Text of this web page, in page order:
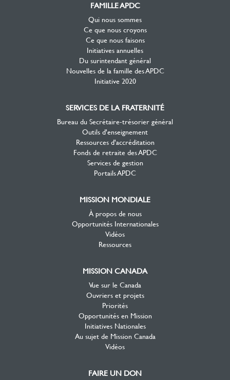
FAMILLE APDC
Qui nous sommes
Ce que nous croyons
Ce que nous faisons
Initiatives annuelles
Du surintendant général
Nouvelles de la famille des APDC
Initiative 2020
SERVICES DE LA FRATERNITÉ
Bureau du Secrétaire-trésorier général
Outils d'enseignement
Ressources d'accréditation
Fonds de retraite des APDC
Services de gestion
Portails APDC
MISSION MONDIALE
À propos de nous
Opportunités Internationales
Vidéos
Ressources
MISSION CANADA
Vue sur le Canada
Ouvriers et projets
Priorités
Opportunités en Mission
Initiatives Nationales
Au sujet de Mission Canada
Vidéos
FAIRE UN DON